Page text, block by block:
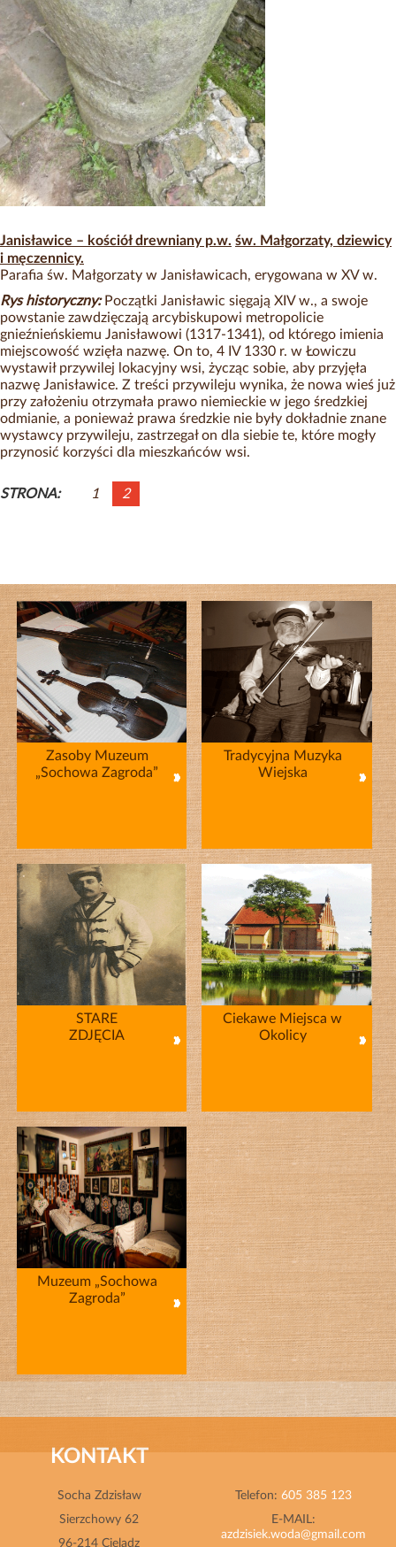
Janisławice – kościół drewniany p.w. św. Małgorzaty, dziewicy
i męczennicy.
Parafia św. Małgorzaty w Janisławicach, erygowana w XV w.
Rys historyczny: Początki Janisławic sięgają XIV w., a swoje
powstanie zawdzięczają arcybiskupowi metropolicie
gnieźnieńskiemu Janisławowi (1317-1341), od którego imienia
miejscowość wzięła nazwę. On to, 4 IV 1330 r. w Łowiczu
wystawił przywilej lokacyjny wsi, życząc sobie, aby przyjęła
nazwę Janisławice. Z treści przywileju wynika, że nowa wieś już
przy założeniu otrzymała prawo niemieckie w jego średzkiej
odmianie, a ponieważ prawa średzkie nie były dokładnie znane
wystawcy przywileju, zastrzegał on dla siebie te, które mogły
przynosić korzyści dla mieszkańców wsi.
1 2
Zasoby Muzeum
„Sochowa Zagroda”
Tradycyjna Muzyka
Wiejska
STARE
ZDJĘCIA
Ciekawe Miejsca w
Okolicy
Muzeum „Sochowa
Zagroda”
KONTAKT
Socha Zdzisław
Sierzchowy 62
96-214 Cielądz
Telefon: 605 385 123
E-MAIL:
azdzisiek.woda@gmail.com